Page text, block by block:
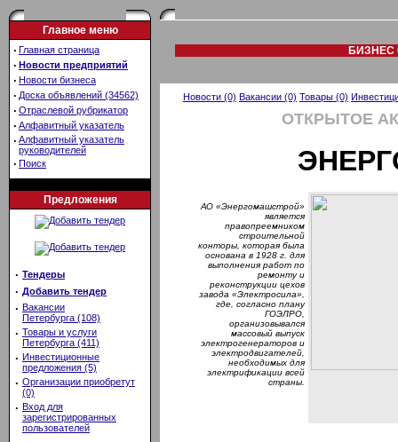
Главное меню
· Главная страница
· Новости предприятий
· Новости бизнеса
· Доска объявлений (34562)
· Отраслевой рубрикатор
· Алфавитный указатель
· Алфавитный указатель
руководителей
· Поиск
Предложения
· Тендеры
· Добавить тендер
· Вакансии
Петербурга (108)
· Товары и услуги
Петербурга (411)
· Инвестиционные
предложения (5)
· Организации приобретут
(0)
· Вход для
зарегистрированных
пользователей
БИЗНЕС
Новости (0) Вакансии (0) Товары (0)
ОТКРЫТОЕ
АО «Энергомашстрой»
является
правопреемником
строительной
конторы, которая была
основана в 1928 г. для
выполнения работ по
ремонту и
реконструкции цехов
завода «Электросила»,
где, согласно плану
ГОЭЛРО,
организовывался
массовый выпуск
электрогенераторов и
электродвигателей,
необходимых для
электрификации всей
страны.